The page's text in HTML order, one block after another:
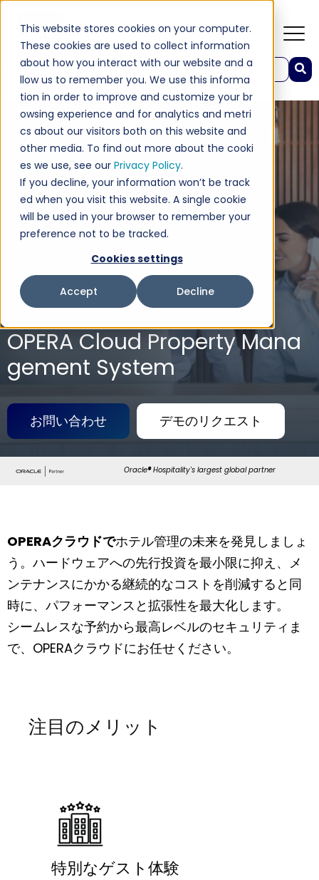
This website stores cookies on your computer.
These cookies are used to collect information
about how you interact with our website and a
llow us to remember you. We use this informa
tion in order to improve and customize your br
owsing experience and for analytics and metri
cs about our visitors both on this website and
other media. To find out more about the cooki
es we use, see our Privacy Policy.
If you decline, your information won’t be track
ed when you visit this website. A single cookie
will be used in your browser to remember your
preference not to be tracked.
Cookies settings
Accept Decline
これは、自動候補機能付きの検索フィールドです。
検索フィールドが空なので、候補はありません。
OPERA Cloud Property Mana
gement System
お問い合わせ デモのリクエスト
Oracle®Hospitality's largest global partner
OPERAクラウドでホテル管理の未来を発見しましょ
う。ハードウェアへの先行投資を最小限に抑え、メ
ンテナンスにかかる継続的なコストを削減すると同
時に、パフォーマンスと拡張性を最大化します。
シームレスな予約から最高レベルのセキュリティま
で、OPERAクラウドにお任せください。
注目のメリット
特別なゲスト体験